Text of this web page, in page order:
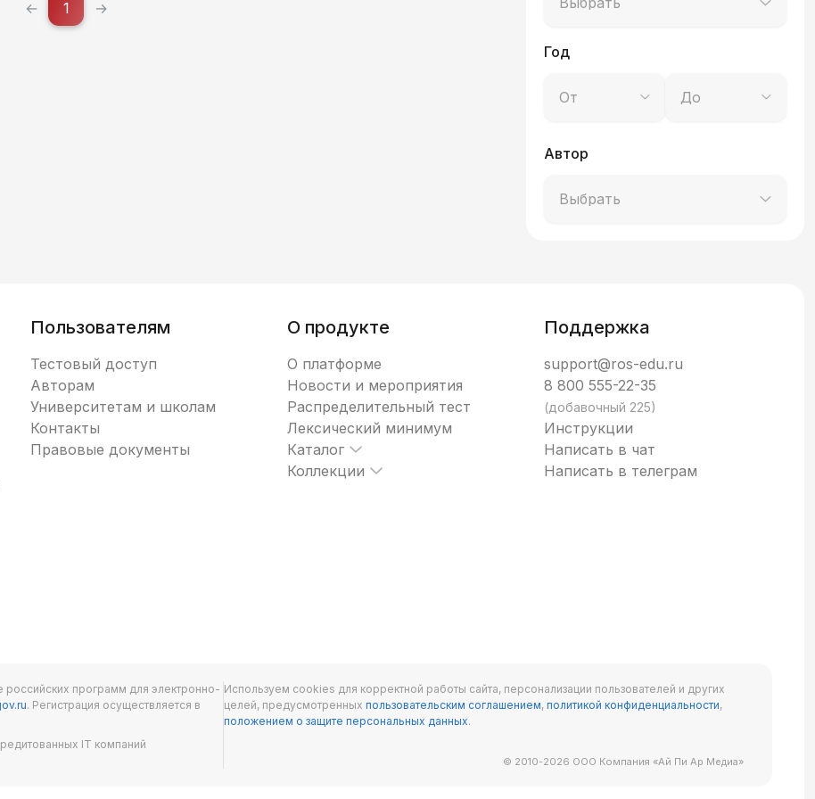
← 1 →
Год
От До
Автор
Выбрать
Пользователям
Тестовый доступ
Авторам
Университетам и школам
Контакты
Правовые документы
О продукте
О платформе
Новости и мероприятия
Распределительный тест
Лексический минимум
Каталог
Коллекции
Поддержка
support@ros-edu.ru
8 800 555-22-35
(добавочный 225)
Инструкции
Написать в чат
Написать в телеграм
программ для электронно-
. Регистрация осуществляется в
IT компаний
Используем cookies для корректной работы сайта, персонализации пользователей и других
целей, предусмотренных пользовательским соглашением, политикой конфиденциальности,
положением о защите персональных данных.
© 2010-2026 ООО Компания «Ай Пи Ар Медиа»